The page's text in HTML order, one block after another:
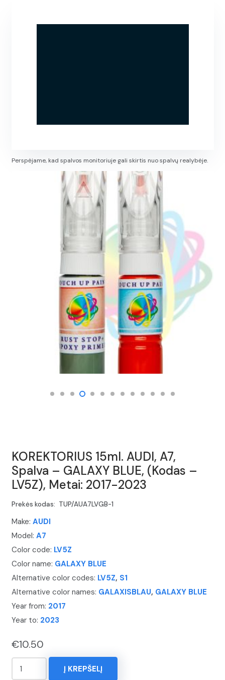
Perspėjame, kad spalvos monitoriuje gali skirtis nuo spalvų realybėje.
KOREKTORIUS 15ml. AUDI, A7,
Spalva – GALAXY BLUE, (Kodas –
LV5Z), Metai: 2017-2023
Prekės kodas: TUP/AUA7LVGB-1
Make: AUDI
Model: A7
Color code: LV5Z
Color name: GALAXY BLUE
Alternative color codes: LV5Z, S1
Alternative color names: GALAXISBLAU, GALAXY BLUE
Year from: 2017
Year to: 2023
€10.50
produkto
Į KREPŠELĮ